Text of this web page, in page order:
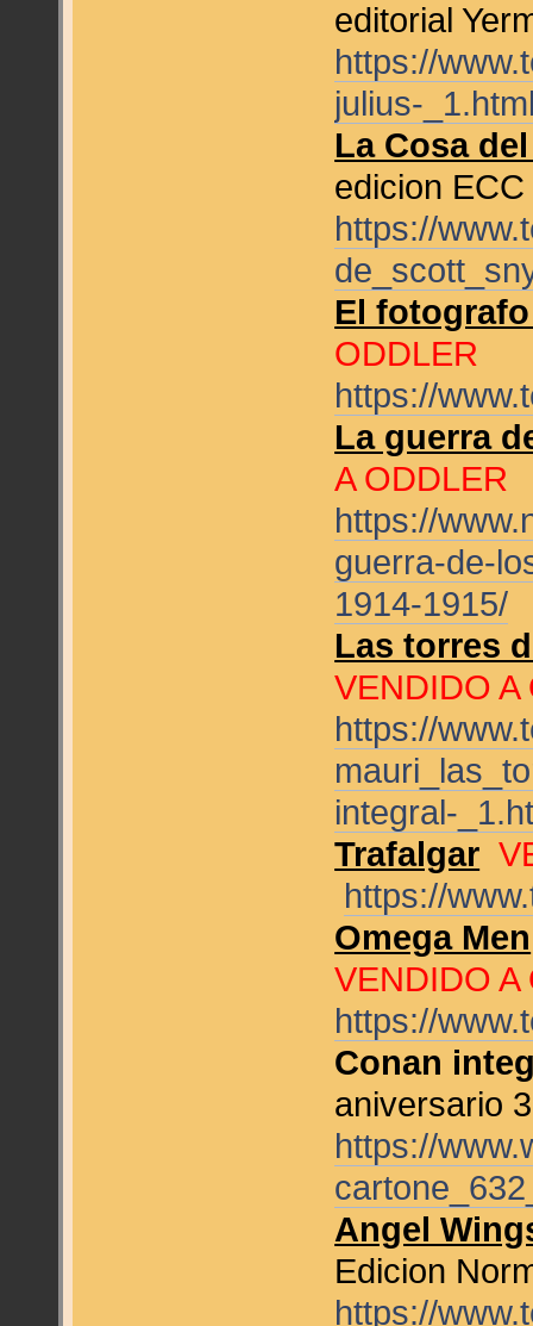
editorial
https://
julius-
La Cosa
edicion
https://
El
ODDLER
https://
La guerra
A ODDLER
https://
guerra-de-
1914-1915/
Las torres
VENDIDO A
https://
integral-
Trafalgar
https://
Omega Men
VENDIDO A
https://
Conan
aniversario
https://
Angel
Edicion
https://